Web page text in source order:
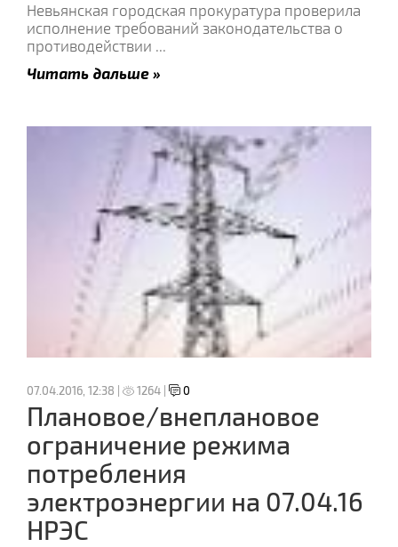
Невьянская городская прокуратура проверила
исполнение требований законодательства о
противодействии ...
Читать дальше »
07.04.2016, 12:38 | 1264 | 0
Плановое/внеплановое
ограничение режима
потребления
электроэнергии на 07.04.16
НРЭС